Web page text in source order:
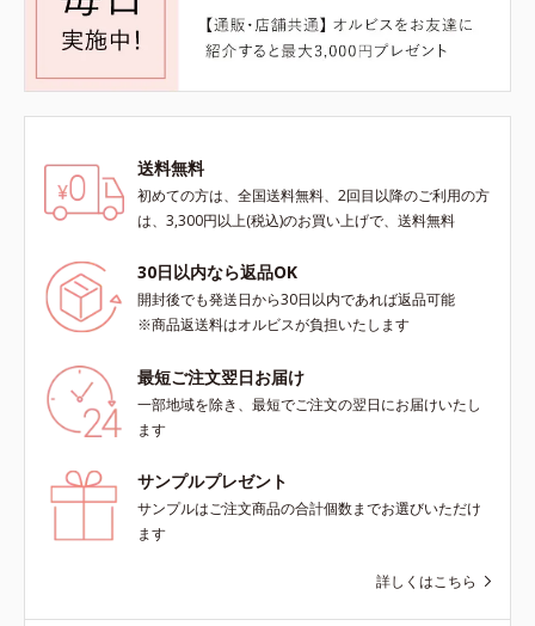
送料無料
初めての方は、全国送料無料、2回目以降のご利用の方
は、3,300円以上(税込)のお買い上げで、送料無料
30日以内なら返品OK
開封後でも発送日から30日以内であれば返品可能
※商品返送料はオルビスが負担いたします
最短ご注文翌日お届け
一部地域を除き、最短でご注文の翌日にお届けいたし
ます
サンプルプレゼント
サンプルはご注文商品の合計個数までお選びいただけ
ます
詳しくはこちら